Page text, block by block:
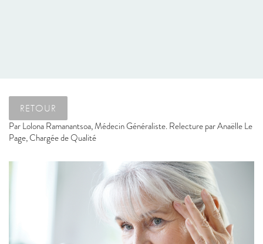
RETOUR
ParLolona Ramanantsoa, Médecin Généraliste. Relecture par Anaëlle Le
Page, Chargée de Qualité